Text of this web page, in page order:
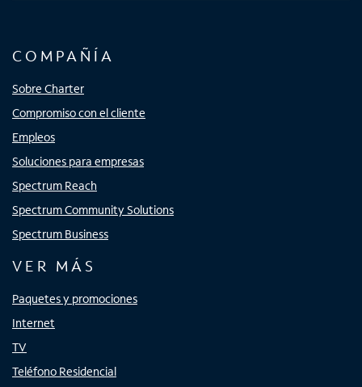
COMPAÑÍA
Sobre Charter
Compromiso con el cliente
Empleos
Soluciones para empresas
Spectrum Reach
Spectrum Community Solutions
Spectrum Business
VER MÁS
Paquetes y promociones
Internet
TV
Teléfono Residencial